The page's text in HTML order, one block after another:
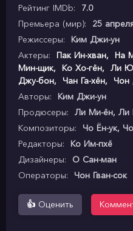
Рейтинг IMDb:
7.0
Премьера (мир):
25
Режиссеры:
Ким Джи-ун
Актеры:
Пак Ин-хван, На
Мин-щик, Ко Хо-гён, Ли
Джу-бон, Чан Га-хён, Чон
Авторы:
Ким Джи-ун
Продюсеры:
Ли Ми-ён,
Композиторы:
Чо Ён-ук,
Редакторы:
Ко Им-пхё
Дизайнеры:
О Сан-ман
Операторы:
Чон Гван-сок
👍 Оценить